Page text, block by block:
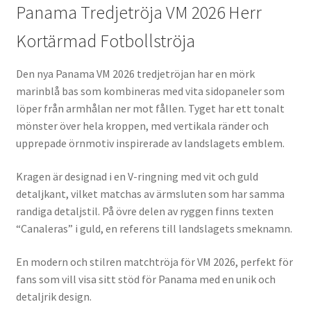
Panama Tredjetröja VM 2026 Herr
Kortärmad Fotbollströja
Den nya Panama VM 2026 tredjetröjan har en mörk
marinblå bas som kombineras med vita sidopaneler som
löper från armhålan ner mot fållen. Tyget har ett tonalt
mönster över hela kroppen, med vertikala ränder och
upprepade örnmotiv inspirerade av landslagets emblem.
Kragen är designad i en V-ringning med vit och guld
detaljkant, vilket matchas av ärmsluten som har samma
randiga detaljstil. På övre delen av ryggen finns texten
“Canaleras” i guld, en referens till landslagets smeknamn.
En modern och stilren matchtröja för VM 2026, perfekt för
fans som vill visa sitt stöd för Panama med en unik och
detaljrik design.